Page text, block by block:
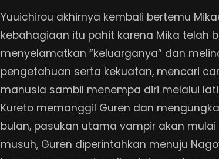
Yuuichirou akhirnya kembali bertemu
kebahagiaan itu pahit karena Mika telah
menyelamatkan “keluarganya” dan
pengetahuan serta kekuatan, mencari
manusia sambil menempa diri melalui
Kureto memanggil Guren dan
bulan, pasukan utama vampir akan
musuh, Guren diperintahkan menuju